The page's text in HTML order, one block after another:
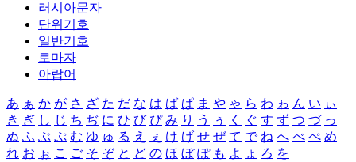
러시아문자
단위기호
일반기호
로마자
아랍어
あ ぁ か が さ ざ た だ な は ば ぱ ま や ゃ ら わ ゎ ん い ぃ
き ぎ し じ ち ぢ に ひ び ぴ み り う ぅ く ぐ す ず つ づ っ
ぬ ふ ぶ ぷ む ゆ ゅ る え ぇ け げ せ ぜ て で ね へ べ ぺ め
れ お ぉ こ ご そ ぞ と ど の ほ ぼ ぽ も よ ょ ろ を